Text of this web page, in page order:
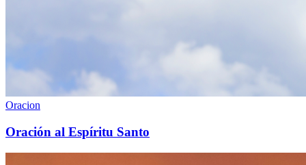
Oracion
Oración al Espíritu Santo